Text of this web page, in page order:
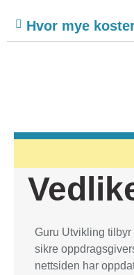
Hvor mye
Guru Utvikling
sikre
nettsiden har